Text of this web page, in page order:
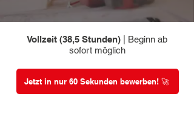
Vollzeit (38,5 Stunden) | Beginn ab
sofort möglich
Jetzt in nur 60 Sekunden bewerben! 🚀